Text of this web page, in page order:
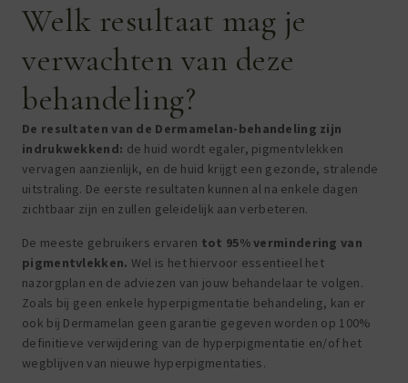
Welk resultaat mag je
verwachten van deze
behandeling?
De resultaten van de Dermamelan-behandeling zijn
indrukwekkend: de huid wordt egaler, pigmentvlekken
vervagen aanzienlijk, en de huid krijgt een gezonde, stralende
uitstraling. De eerste resultaten kunnen al na enkele dagen
zichtbaar zijn en zullen geleidelijk aan verbeteren.
De meeste gebruikers ervaren tot 95% vermindering van
pigmentvlekken. Wel is het hiervoor essentieel het
nazorgplan en de adviezen van jouw behandelaar te volgen.
Zoals bij geen enkele hyperpigmentatie behandeling, kan er
ook bij Dermamelan geen garantie gegeven worden op 100%
definitieve verwijdering van de hyperpigmentatie en/of het
wegblijven van nieuwe hyperpigmentaties.